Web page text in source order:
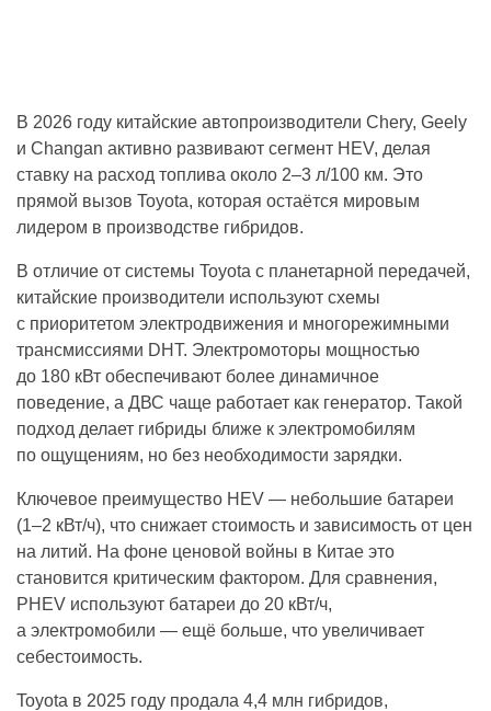
В 2026 году китайские автопроизводители Chery, Geely
и Changan активно развивают сегмент HEV, делая
ставку на расход топлива около 2–3 л/100 км. Это
прямой вызов Toyota, которая остаётся мировым
лидером в производстве гибридов.
В отличие от системы Toyota с планетарной передачей,
китайские производители используют схемы
с приоритетом электродвижения и многорежимными
трансмиссиями DHT. Электромоторы мощностью
до 180 кВт обеспечивают более динамичное
поведение, а ДВС чаще работает как генератор. Такой
подход делает гибриды ближе к электромобилям
по ощущениям, но без необходимости зарядки.
Ключевое преимущество HEV — небольшие батареи
(1–2 кВт/ч), что снижает стоимость и зависимость от цен
на литий. На фоне ценовой войны в Китае это
становится критическим фактором. Для сравнения,
PHEV используют батареи до 20 кВт/ч,
а электромобили — ещё больше, что увеличивает
себестоимость.
Toyota в 2025 году продала 4,4 млн гибридов,